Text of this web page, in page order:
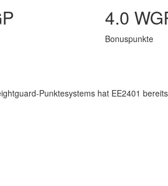
4.0
Bonuspunkte
Punktesystems hat EE2401